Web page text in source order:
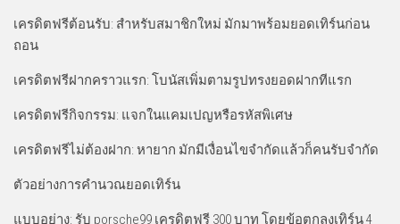
เครดิตฟรีต้อนรับ: สำหรับสมาชิกใหม่ มักมาพร้อมยอดเทิร์นก่อน
ถอน
เครดิตฟรีฝากคราวแรก: โบนัสเพิ่มตามรูปทรงยอดฝากทีแรก
เครดิตฟรีกิจกรรม: แจกในแคมเปญหรือรหัสพิเศษ
เครดิตฟรีไม่ต้องฝาก: หายาก มักมีเงื่อนไขจำกัดแล้วก็คนรับจำกัด
ตัวอย่างการคำนวณยอดเทิร์น
แบบอย่าง: รับ porsche99 เครดิตฟรี 300 บาท โดยข้อตกลงเทิร์น 4